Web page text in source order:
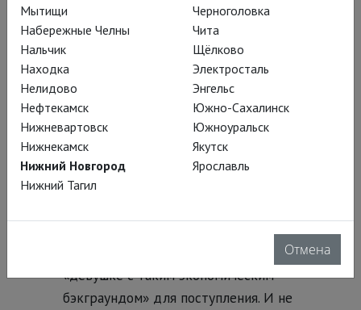
(не)способности оценить
интеллектуальные
парадоксы-вызовы
Джона;
он всё же тронут её рвением и
учиться – не только для того, чтобы
оправдать затраты, понадобившиеся
«девушке с таким экономическим
бэкграундом» для поступления. И не
Мытищи
Набережные Челны
Нальчик
Находка
Нелидово
Нефтекамск
Нижневартовск
Нижнекамск
Нижний Новгород
Нижний Тагил
Черноголовка
Чита
Щёлково
Электросталь
Энгельс
Южно-Сахалинск
Южноуральск
Якутск
Ярославль
Отмена